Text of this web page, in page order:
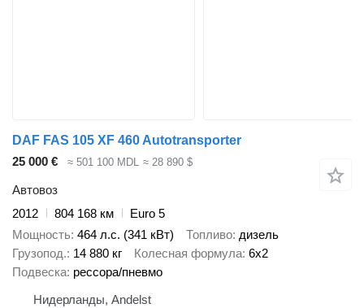
DAF FAS 105 XF 460 Autotransporter
25 000 €
≈ 501 100 MDL ≈ 28 890 $
Автовоз
2012
804 168 км
Euro 5
Мощность 464 л.с. (341 кВт) Топливо дизель
Грузопод. 14 880 кг Колесная формула 6x2
Подвеска рессора/пневмо
Нидерланды, Andelst